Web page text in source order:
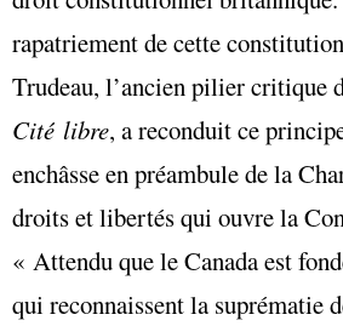
rapatriement de cette
Trudeau, l’ancien pilier critique
Cité libre, a reconduit ce
enchâsse en préambule de la
droits et libertés qui ouvre la
« Attendu que le Canada est
qui reconnaissent la suprématie